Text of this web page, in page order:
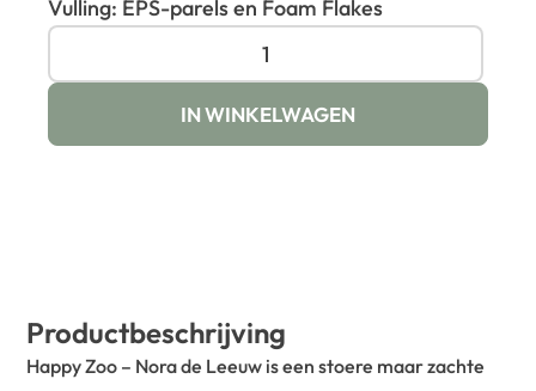
Vulling: EPS-parels en Foam Flakes
IN WINKELWAGEN
Productbeschrijving
Happy Zoo – Nora de Leeuw is een stoere maar zachte